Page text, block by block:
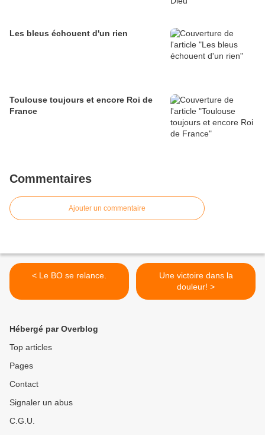
Les bleus échouent d'un rien
Toulouse toujours et encore Roi de
France
Commentaires
Ajouter un commentaire
< Le BO se relance.
Une victoire dans la
douleur! >
Hébergé par Overblog
Top articles
Pages
Contact
Signaler un abus
C.G.U.